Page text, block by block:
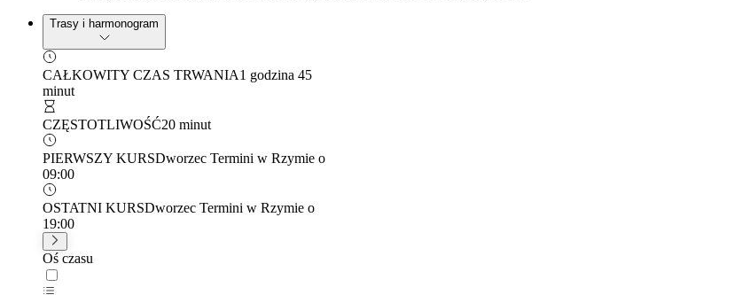
Trasy i harmonogram
CAŁKOWITY CZAS TRWANIA1 godzina 45
minut
CZĘSTOTLIWOŚĆ20 minut
PIERWSZY KURSDworzec Termini w Rzymie o
09:00
OSTATNI KURSDworzec Termini w Rzymie o
19:00
Oś czasu